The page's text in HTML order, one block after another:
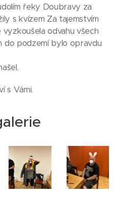
řeky Doubravy za
s kvízem Za tajemstvím
odvahu všech
do podzemí bylo opravdu
s Vámi.